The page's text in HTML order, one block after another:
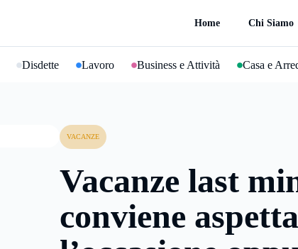
Home Chi Siamo
Disdette Lavoro Business e Attività Casa e
VACANZE
Vacanze last
conviene